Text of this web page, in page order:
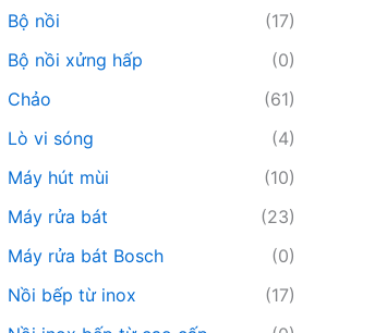
Bộ nồi
(17)
Bộ nồi xửng hấp
(0)
Chảo
(61)
Lò vi sóng
(4)
Máy hút mùi
(10)
Máy rửa bát
(23)
Máy rửa bát Bosch
(0)
Nồi bếp từ inox
(17)